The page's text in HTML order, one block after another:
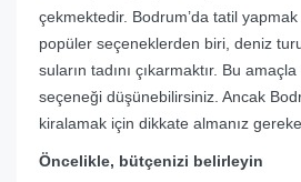
çekmektedir. Bodrum’da tatil
popüler seçeneklerden biri, deniz
suların tadını çıkarmaktır. Bu
seçeneği düşünebilirsiniz. Ancak
kiralamak için dikkate almanız
Öncelikle, bütçenizi belirleyin